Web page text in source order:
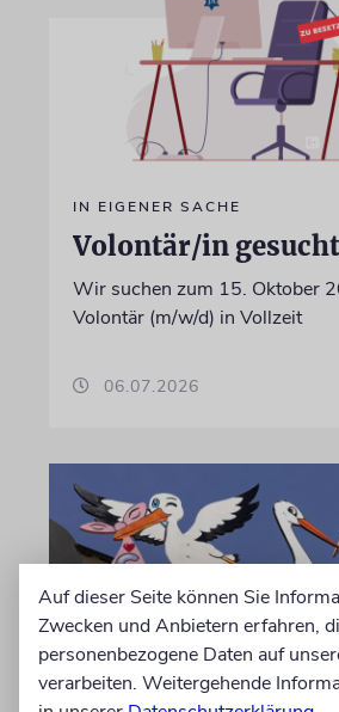
IN EIGENER SACHE
Volontär/in gesucht
Wir suchen zum 15. Oktober
Volontär (m/w/d) in Vollzeit
06.07.2026
Auf dieser Seite können Sie
Zwecken und Anbietern erfahren,
personenbezogene Daten auf
verarbeiten. Weitergehende